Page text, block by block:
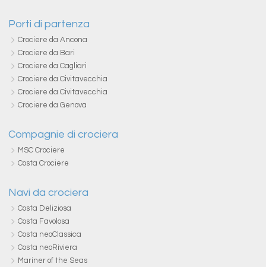
Porti di partenza
Crociere da Ancona
Crociere da Bari
Crociere da Cagliari
Crociere da Civitavecchia
Crociere da Civitavecchia
Crociere da Genova
Compagnie di crociera
MSC Crociere
Costa Crociere
Navi da crociera
Costa Deliziosa
Costa Favolosa
Costa neoClassica
Costa neoRiviera
Mariner of the Seas